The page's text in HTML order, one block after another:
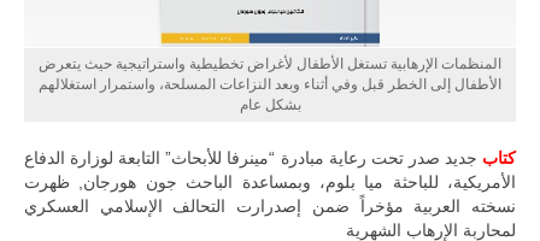
المسافات بين
المؤسستين
العسكريتين في
شرق البلاد
تقوده الولايات
المتحدة وشراكة
مباشرة مع
أطراف ليبية
المنظمات الإرهابية تستغل الأطفال لأغراض تخطيطية واستراتيجية حيث يتعرض
الأطفال إلى الخطر قبل وفي أثناء وبعد النزاعات المسلحة، واستمرار استغلالهم
بشكل عام
كتاب جديد صدر تحت رعاية مبادرة “مينرفا للأبحاث” التابعة لوزارة الدفاع
الأمريكية، للباحثة ميا بلوم، وبمساعدة الباحث جون هورجان, ظهرت
نسخته العربية مؤخراً ضمن إصدرارت التحالف الإسلامي العسكري
لمحاربة الإرهاب الشهرية